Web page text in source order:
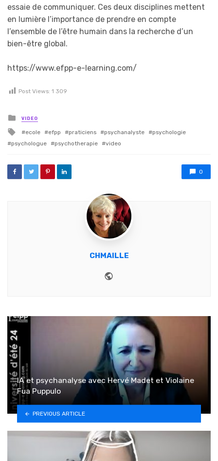
essaie de communiquer. Ces deux disciplines mettent
en lumière l’importance de prendre en compte
l’ensemble de l’être humain dans la recherche d’un
bien-être global.
https://www.efpp-e-learning.com/
Post Views: 1 309
Posted in
VIDEO
Tagged with
ecole efpp praticiens psychanalyste
psychologie
psychologue
psychotherapie video
0
CHMAILLE
IA et psychanalyse avec Hervé Madet et Violaine
Fua Puppulo
PREVIOUS ARTICLE